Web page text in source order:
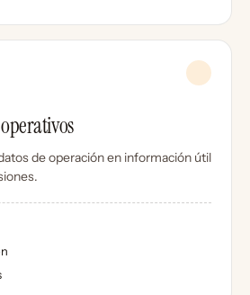
de operación en información útil